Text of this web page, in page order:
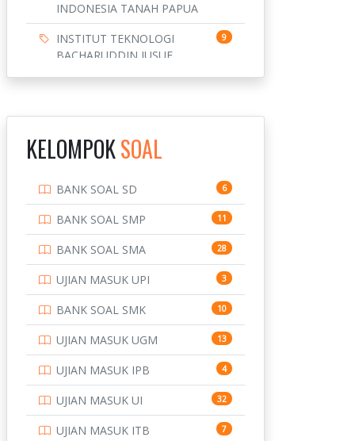
INDONESIA TANAH PAPUA
INSTITUT TEKNOLOGI
BACHARUDDIN JUSUF
9
BANDUNG
INSTITUT TEKNOLOGI
INSTITUT TEKNOLOGI
SEPULUH NOVEMBER
10
INSTITUT TEKNOLOGI
SUMATERA
9
IPDN / STPDN 148
PENDIDIKAN 943
PERBANKAN 3
POLRI 169
POLTEK SSN 7
4
KELOMPOKSOAL
BANK SOAL SD 6
BANK SOAL SMP 11
BANK SOAL SMA 28
UJIAN MASUK UPI 3
BANK SOAL SMK 10
UJIAN MASUK UGM 13
UJIAN MASUK IPB 4
UJIAN MASUK UI 32
UJIAN MASUK ITB 7